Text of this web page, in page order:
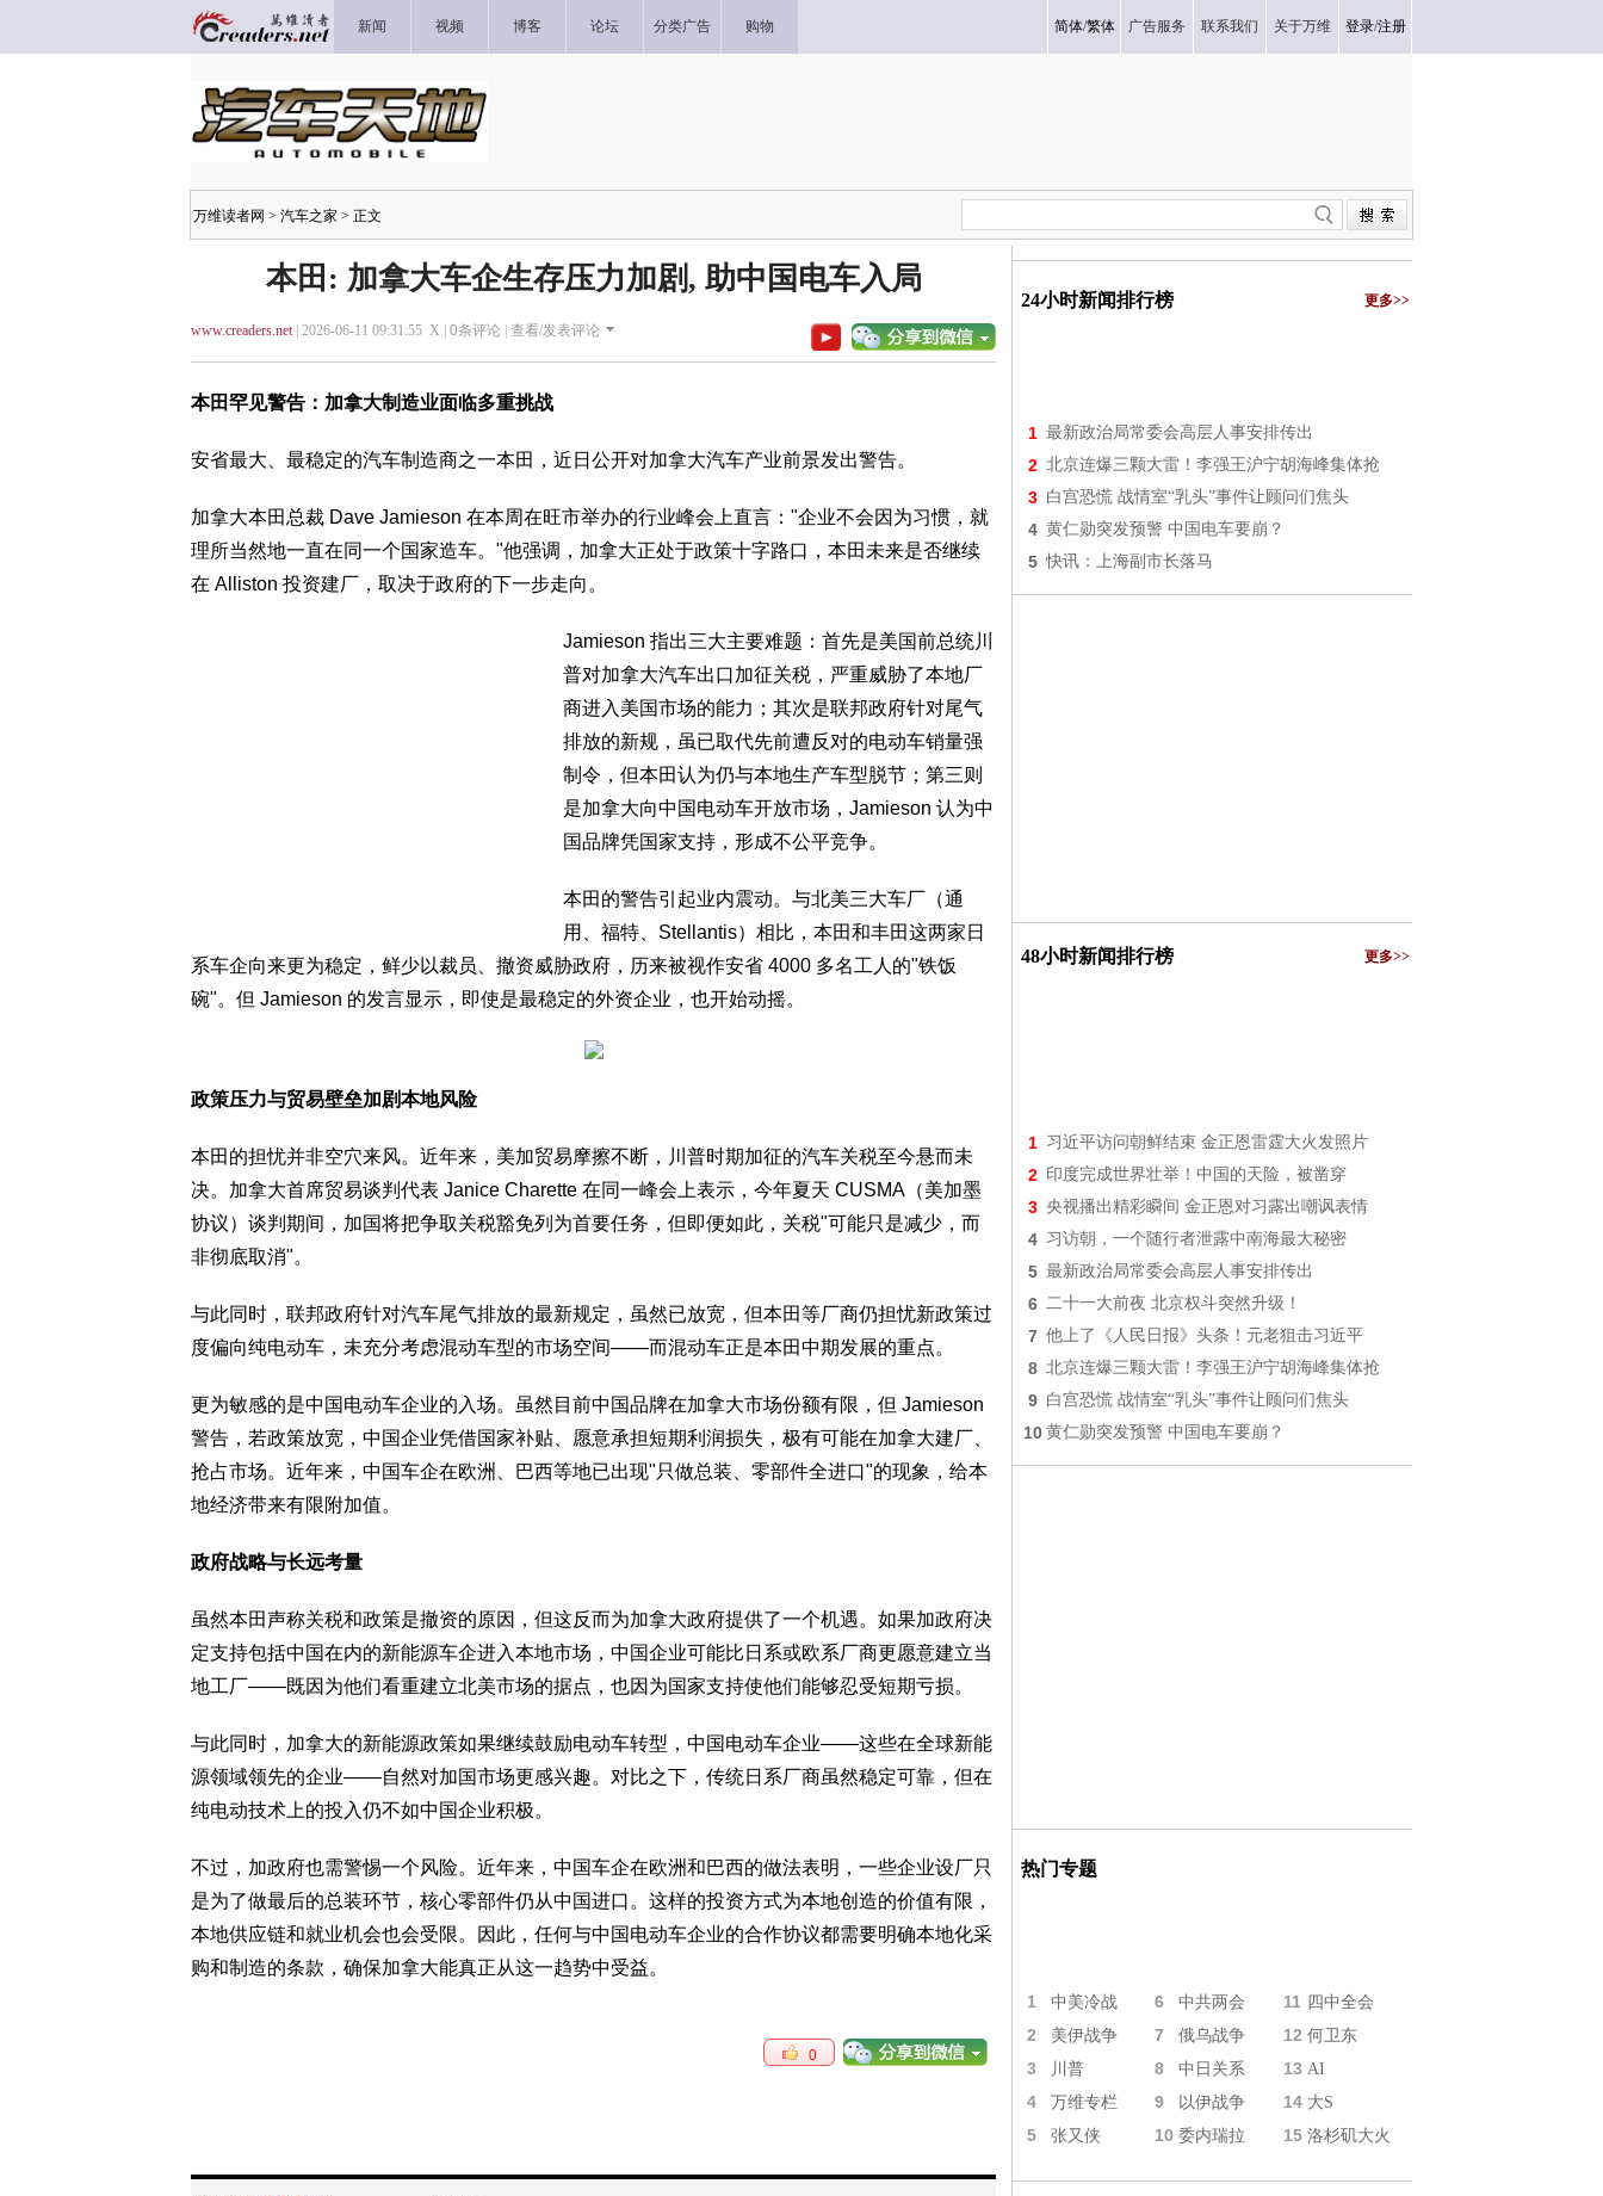
新闻 视频 博客 论坛 分类广告 购物 简体/繁体 广告服务 联系我们 关于万维 登录/注册
万维读者网 > 汽车之家 > 正文
本田: 加拿大车企生存压力加剧, 助中国电车入局
www.creaders.net| 2026-06-11 09:31:55 X | 0条评论 | 查看/发表评论
本田罕见警告：加拿大制造业面临多重挑战
安省最大、最稳定的汽车制造商之一本田，近日公开对加拿大汽车产业前景发出警告。
加拿大本田总裁 Dave Jamieson 在本周在旺市举办的行业峰会上直言："企业不会因为习惯，就
理所当然地一直在同一个国家造车。"他强调，加拿大正处于政策十字路口，本田未来是否继续
在 Alliston 投资建厂，取决于政府的下一步走向。
Jamieson 指出三大主要难题：首先是美国前总统川
普对加拿大汽车出口加征关税，严重威胁了本地厂
商进入美国市场的能力；其次是联邦政府针对尾气
排放的新规，虽已取代先前遭反对的电动车销量强
制令，但本田认为仍与本地生产车型脱节；第三则
是加拿大向中国电动车开放市场，Jamieson 认为中
国品牌凭国家支持，形成不公平竞争。
本田的警告引起业内震动。与北美三大车厂（通
用、福特、Stellantis）相比，本田和丰田这两家日
系车企向来更为稳定，鲜少以裁员、撤资威胁政府，历来被视作安省 4000 多名工人的"铁饭
碗"。但 Jamieson 的发言显示，即使是最稳定的外资企业，也开始动摇。
政策压力与贸易壁垒加剧本地风险
本田的担忧并非空穴来风。近年来，美加贸易摩擦不断，川普时期加征的汽车关税至今悬而未
决。加拿大首席贸易谈判代表 Janice Charette 在同一峰会上表示，今年夏天 CUSMA（美加墨
协议）谈判期间，加国将把争取关税豁免列为首要任务，但即便如此，关税"可能只是减少，而
非彻底取消"。
与此同时，联邦政府针对汽车尾气排放的最新规定，虽然已放宽，但本田等厂商仍担忧新政策过
度偏向纯电动车，未充分考虑混动车型的市场空间——而混动车正是本田中期发展的重点。
更为敏感的是中国电动车企业的入场。虽然目前中国品牌在加拿大市场份额有限，但 Jamieson
警告，若政策放宽，中国企业凭借国家补贴、愿意承担短期利润损失，极有可能在加拿大建厂、
抢占市场。近年来，中国车企在欧洲、巴西等地已出现"只做总装、零部件全进口"的现象，给本
地经济带来有限附加值。
政府战略与长远考量
虽然本田声称关税和政策是撤资的原因，但这反而为加拿大政府提供了一个机遇。如果加政府决
定支持包括中国在内的新能源车企进入本地市场，中国企业可能比日系或欧系厂商更愿意建立当
地工厂——既因为他们看重建立北美市场的据点，也因为国家支持使他们能够忍受短期亏损。
与此同时，加拿大的新能源政策如果继续鼓励电动车转型，中国电动车企业——这些在全球新能
源领域领先的企业——自然对加国市场更感兴趣。对比之下，传统日系厂商虽然稳定可靠，但在
纯电动技术上的投入仍不如中国企业积极。
不过，加政府也需警惕一个风险。近年来，中国车企在欧洲和巴西的做法表明，一些企业设厂只
是为了做最后的总装环节，核心零部件仍从中国进口。这样的投资方式为本地创造的价值有限，
本地供应链和就业机会也会受限。因此，任何与中国电动车企业的合作协议都需要明确本地化采
购和制造的条款，确保加拿大能真正从这一趋势中受益。
0
24小时新闻排行榜 更多>>
1 最新政治局常委会高层人事安排传出
2 北京连爆三颗大雷！李强王沪宁胡海峰集体抢
3 白宫恐慌 战情室“乳头”事件让顾问们焦头
4 黄仁勋突发预警 中国电车要崩？
5 快讯：上海副市长落马
48小时新闻排行榜 更多>>
1 习近平访问朝鲜结束 金正恩雷霆大火发照片
2 印度完成世界壮举！中国的天险，被凿穿
3 央视播出精彩瞬间 金正恩对习露出嘲讽表情
4 习访朝，一个随行者泄露中南海最大秘密
5 最新政治局常委会高层人事安排传出
6 二十一大前夜 北京权斗突然升级！
7 他上了《人民日报》头条！元老狙击习近平
8 北京连爆三颗大雷！李强王沪宁胡海峰集体抢
9 白宫恐慌 战情室“乳头”事件让顾问们焦头
10 黄仁勋突发预警 中国电车要崩？
热门专题
1 中美冷战 6 中共两会 11 四中全会
2 美伊战争 7 俄乌战争 12 何卫东
3 川普 8 中日关系 13 AI
4 万维专栏 9 以伊战争 14 大S
5 张又侠 10 委内瑞拉 15 洛杉矶大火